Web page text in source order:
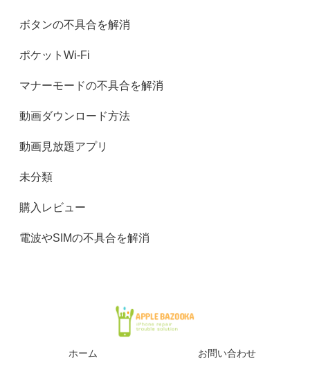
ボタンの不具合を解消
ポケットWi-Fi
マナーモードの不具合を解消
動画ダウンロード方法
動画見放題アプリ
未分類
購入レビュー
電波やSIMの不具合を解消
ホーム お問い合わせ